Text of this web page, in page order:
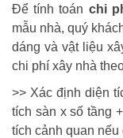
Để tính toán chi
mẫu nhà, quý
dáng và vật liệu
chi phí xây nhà
>> Xác định diện
tích sàn x số tầng
tích cảnh quan nếu